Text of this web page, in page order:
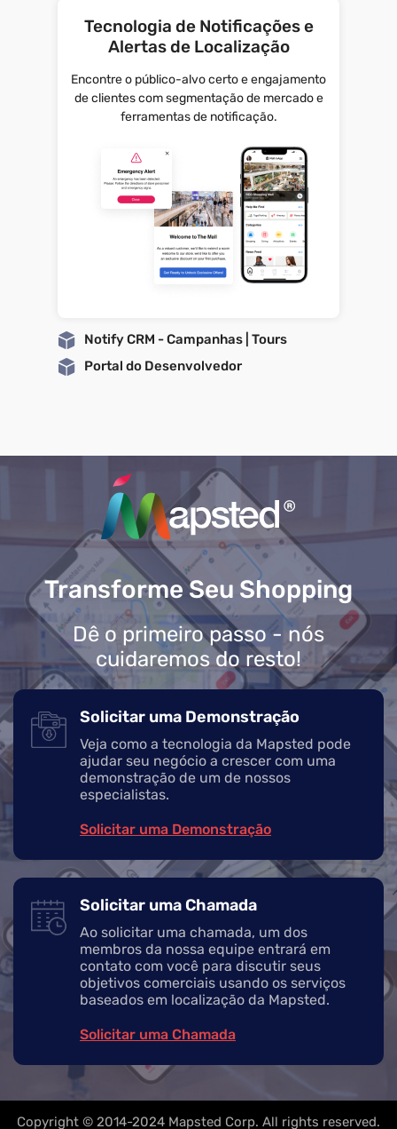
Tecnologia de Notificações e
Alertas de Localização
Encontre o público-alvo certo e engajamento
de clientes com segmentação de mercado e
ferramentas de notificação.
Notify CRM - Campanhas | Tours
Portal do Desenvolvedor
Transforme Seu Shopping
Dê o primeiro passo - nós
cuidaremos do resto!
Solicitar uma Demonstração
Veja como a tecnologia da Mapsted pode
ajudar seu negócio a crescer com uma
demonstração de um de nossos
especialistas.
Solicitar uma Demonstração
Solicitar uma Chamada
Ao solicitar uma chamada, um dos
membros da nossa equipe entrará em
contato com você para discutir seus
objetivos comerciais usando os serviços
baseados em localização da Mapsted.
Solicitar uma Chamada
Copyright © 2014-2024 Mapsted Corp. All rights reserved.